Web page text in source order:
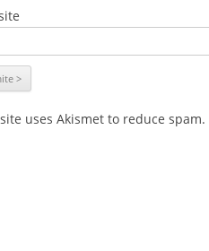
uses Akismet to reduce spam.